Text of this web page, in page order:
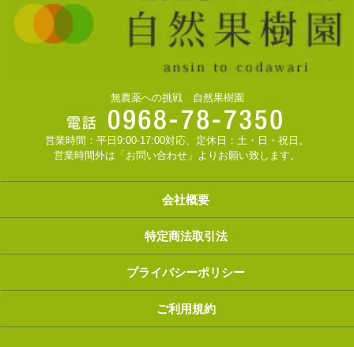
無農薬への挑戦 自然果樹園
営業時間：平日9:00-17:00対応、定休日：土・日・祝日。
営業時間外は「お問い合わせ」よりお願い致します。
会社概要
特定商法取引法
プライバシーポリシー
ご利用規約